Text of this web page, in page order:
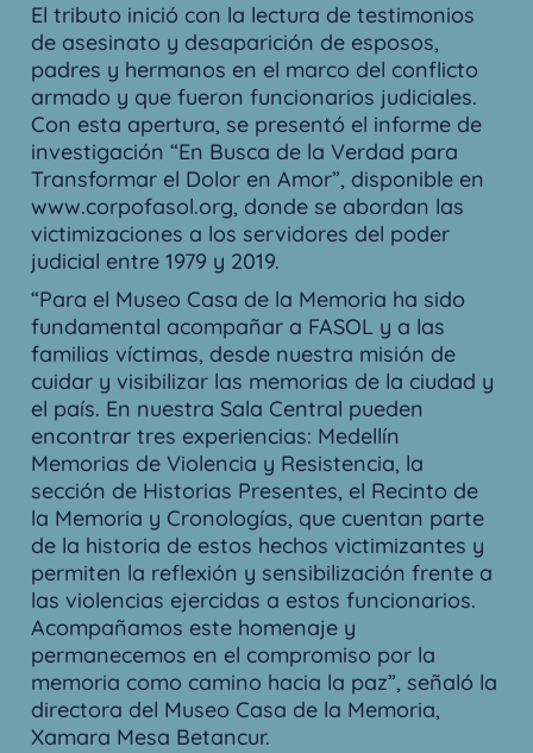
El tributo inició con la lectura de testimonios
de asesinato y desaparición de esposos,
padres y hermanos en el marco del conflicto
armado y que fueron funcionarios judiciales.
Con esta apertura, se presentó el informe de
investigación “En Busca de la Verdad para
Transformar el Dolor en Amor”, disponible en
www.corpofasol.org, donde se abordan las
victimizaciones a los servidores del poder
judicial entre 1979 y 2019.
“Para el Museo Casa de la Memoria ha sido
fundamental acompañar a FASOL y a las
familias víctimas, desde nuestra misión de
cuidar y visibilizar las memorias de la ciudad y
el país. En nuestra Sala Central pueden
encontrar tres experiencias: Medellín
Memorias de Violencia y Resistencia, la
sección de Historias Presentes, el Recinto de
la Memoria y Cronologías, que cuentan parte
de la historia de estos hechos victimizantes y
permiten la reflexión y sensibilización frente a
las violencias ejercidas a estos funcionarios.
Acompañamos este homenaje y
permanecemos en el compromiso por la
memoria como camino hacia la paz”, señaló la
directora del Museo Casa de la Memoria,
Xamara Mesa Betancur.